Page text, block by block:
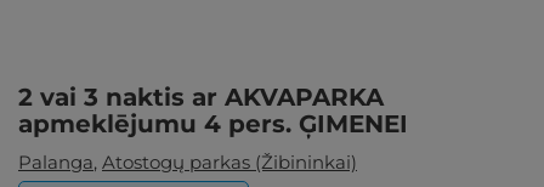
2 vai 3 naktis ar AKVAPARKA
apmeklējumu 4 pers. ĢIMENEI
Palanga, Atostogų parkas (Žibininkai)